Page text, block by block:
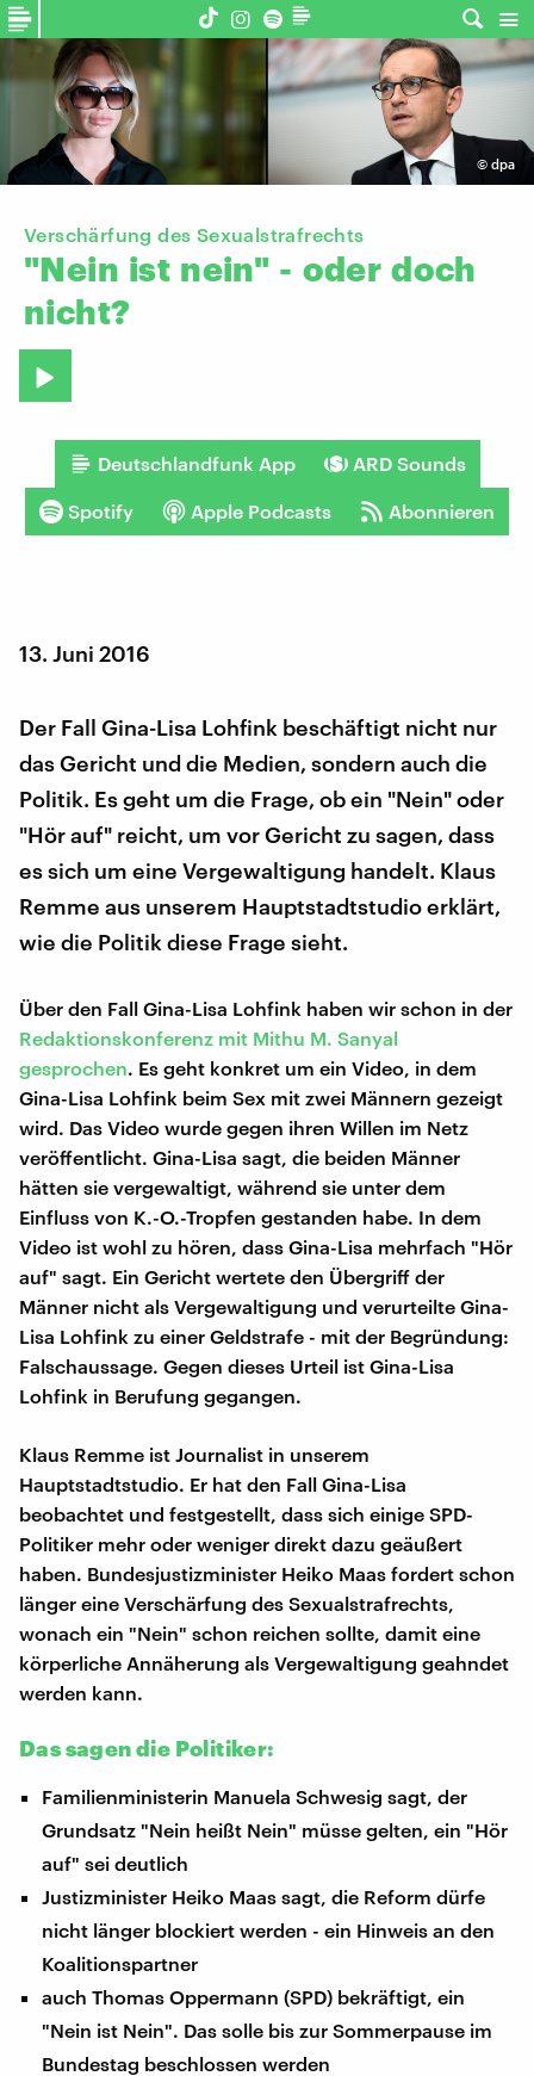
© dpa
Verschärfung des Sexualstrafrechts
"Nein ist nein" - oder doch
nicht?
Deutschlandfunk App ARD Sounds
Spotify Apple Podcasts Abonnieren
13. Juni 2016
Der Fall Gina-Lisa Lohfink beschäftigt nicht nur
das Gericht und die Medien, sondern auch die
Politik. Es geht um die Frage, ob ein "Nein" oder
"Hör auf" reicht, um vor Gericht zu sagen, dass
es sich um eine Vergewaltigung handelt. Klaus
Remme aus unserem Hauptstadtstudio erklärt,
wie die Politik diese Frage sieht.
Über den Fall Gina-Lisa Lohfink haben wir schon in der
Redaktionskonferenz mit Mithu M. Sanyal
gesprochen. Es geht konkret um ein Video, in dem
Gina-Lisa Lohfink beim Sex mit zwei Männern gezeigt
wird. Das Video wurde gegen ihren Willen im Netz
veröffentlicht. Gina-Lisa sagt, die beiden Männer
hätten sie vergewaltigt, während sie unter dem
Einfluss von K.-O.-Tropfen gestanden habe. In dem
Video ist wohl zu hören, dass Gina-Lisa mehrfach "Hör
auf" sagt. Ein Gericht wertete den Übergriff der
Männer nicht als Vergewaltigung und verurteilte Gina-
Lisa Lohfink zu einer Geldstrafe - mit der Begründung:
Falschaussage. Gegen dieses Urteil ist Gina-Lisa
Lohfink in Berufung gegangen.
Klaus Remme ist Journalist in unserem
Hauptstadtstudio. Er hat den Fall Gina-Lisa
beobachtet und festgestellt, dass sich einige SPD-
Politiker mehr oder weniger direkt dazu geäußert
haben. Bundesjustizminister Heiko Maas fordert schon
länger eine Verschärfung des Sexualstrafrechts,
wonach ein "Nein" schon reichen sollte, damit eine
körperliche Annäherung als Vergewaltigung geahndet
werden kann.
Das sagen die Politiker:
Familienministerin Manuela Schwesig sagt, der
Grundsatz "Nein heißt Nein" müsse gelten, ein "Hör
auf" sei deutlich
Justizminister Heiko Maas sagt, die Reform dürfe
nicht länger blockiert werden - ein Hinweis an den
Koalitionspartner
auch Thomas Oppermann (SPD) bekräftigt, ein
"Nein ist Nein". Das solle bis zur Sommerpause im
Bundestag beschlossen werden